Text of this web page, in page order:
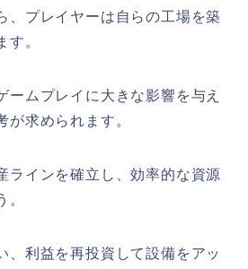
、プレイヤーは自らの工場を築
す。
ームプレイに大きな影響を与え
が求められます。
ラインを確立し、効率的な資源
。
、利益を再投資して設備をアッ